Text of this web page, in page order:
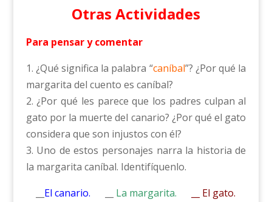
Otras Actividades
Para pensar y comentar
1. ¿Qué significa la palabra “caníbal”? ¿Por qué la
margarita del cuento es caníbal?
2. ¿Por qué les parece que los padres culpan al
gato por la muerte del canario? ¿Por qué el gato
considera que son injustos con él?
3. Uno de estos personajes narra la historia de
la margarita caníbal. Identifíquenlo.
El canario. La margarita.
__ El gato.